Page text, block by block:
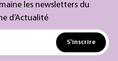
les newsletters du
d’Actualité
S'inscrire